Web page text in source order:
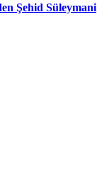
Şehid Süleymani